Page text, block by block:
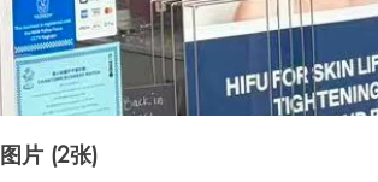
图片 (2张)